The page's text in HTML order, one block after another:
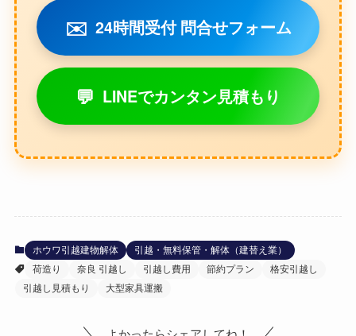
✉️ 24時間受付 問合せフォーム
💬 LINEでカンタン見積もり
ホウワ引越建物解体
引越・無料保管・解体（建替え業）
荷造り
奈良 引越し 引越し費用 節約プラン
格安引越し
引越し見積もり
大型家具運搬